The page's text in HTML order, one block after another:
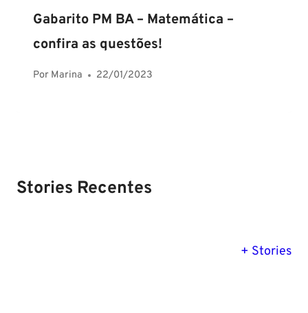
Gabarito PM BA – Matemática –
confira as questões!
Por Marina 22/01/2023
Stories Recentes
+ Stories
MG: